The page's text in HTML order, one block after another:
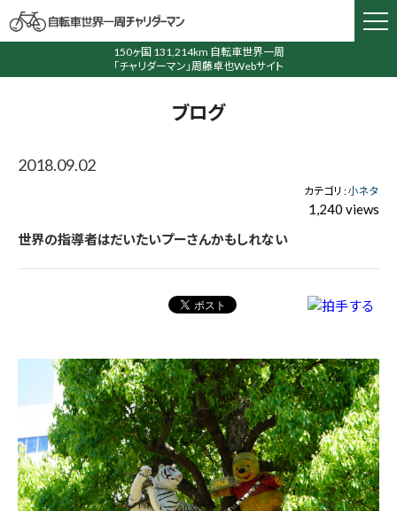
150ヶ国 131,214km 自転車世界一周
「チャリダーマン」周藤卓也Webサイト
ブログ
2018.09.02
カテゴリ :小ネタ
1,240 views
世界の指導者はだいたいプーさんかもしれない